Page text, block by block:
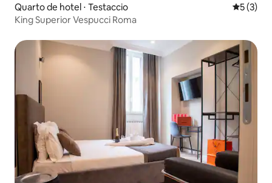
Quarto de hotel ⋅ Testaccio 5 de
5 (3)
King Superior Vespucci Roma